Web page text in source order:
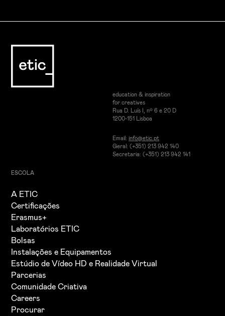
education & inspiration
for creatives
Rua D. Luís I, nº 6 e 20 D
1200-151 Lisboa
Email: info@etic.pt
Geral: (+351) 213 942 140
Secretaria: (+351) 213 942 141
ESCOLA
A ETIC
Certificações
Erasmus+
Laboratórios ETIC
Bolsas
Instalações e Equipamentos
Estúdio de Vídeo HD e Realidade Virtual
Parcerias
Comunidade Criativa
Careers
Procurar